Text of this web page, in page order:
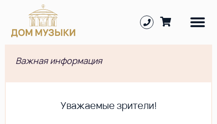
Важная информация
Уважаемые зрители!